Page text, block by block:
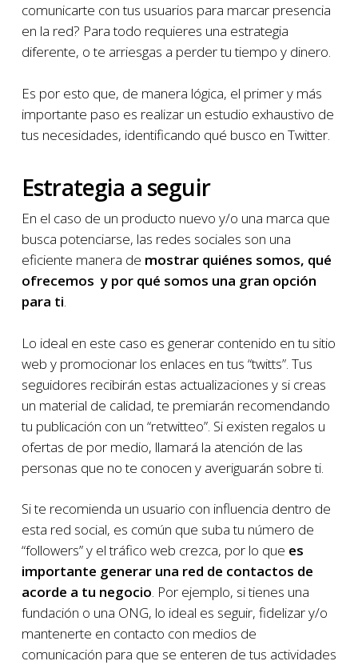
comunicarte con tus usuarios para marcar presencia
en la red? Para todo requieres una estrategia
diferente, o te arriesgas a perder tu tiempo y dinero.
Es por esto que, de manera lógica, el primer y más
importante paso es realizar un estudio exhaustivo de
tus necesidades, identificando qué busco en Twitter.
Estrategia a seguir
En el caso de un producto nuevo y/o una marca que
busca potenciarse, las redes sociales son una
eficiente manera de mostrar quiénes somos, qué
ofrecemos y por qué somos una gran opción
para ti.
Lo ideal en este caso es generar contenido en tu sitio
web y promocionar los enlaces en tus “twitts”. Tus
seguidores recibirán estas actualizaciones y si creas
un material de calidad, te premiarán recomendando
tu publicación con un “retwitteo”. Si existen regalos u
ofertas de por medio, llamará la atención de las
personas que no te conocen y averiguarán sobre ti.
Si te recomienda un usuario con influencia dentro de
esta red social, es común que suba tu número de
“followers” y el tráfico web crezca, por lo que es
importante generar una red de contactos de
acorde a tu negocio. Por ejemplo, si tienes una
fundación o una ONG, lo ideal es seguir, fidelizar y/o
mantenerte en contacto con medios de
comunicación para que se enteren de tus actividades